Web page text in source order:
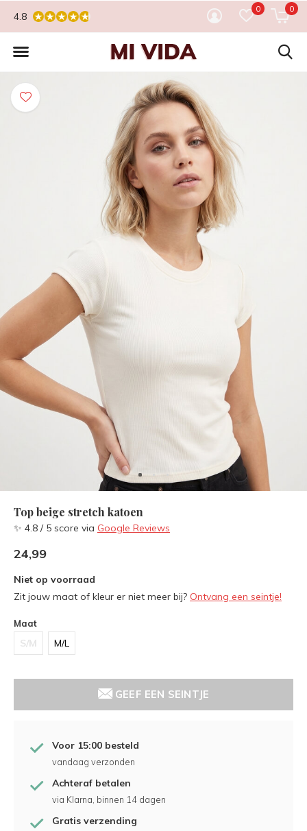
0 0
4.8
Top beige stretch katoen
✨ 4.8 / 5 score via Google Reviews
24,99
Niet op voorraad
Zit jouw maat of kleur er niet meer bij? Ontvang een seintje!
Maat
S/M M/L
GEEF EEN SEINTJE
Voor 15:00 besteld
vandaag verzonden
Achteraf betalen
via Klarna, binnen 14 dagen
Gratis verzending